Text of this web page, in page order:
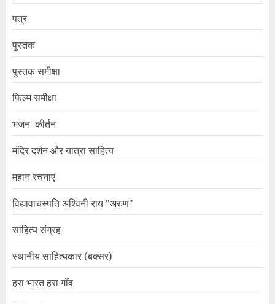
पत्र
पुस्तक
पुस्तक समीक्षा
फिल्म समीक्षा
भजन–कीर्तन
मंदिर दर्शन और यात्रा साहित्य
महान रचनाएं
विद्यावाचस्पति अश्विनी राय "अरुण"
साहित्य संग्रह
स्थानीय साहित्यकार (बक्सर)
हरा भारत हरा गाँव